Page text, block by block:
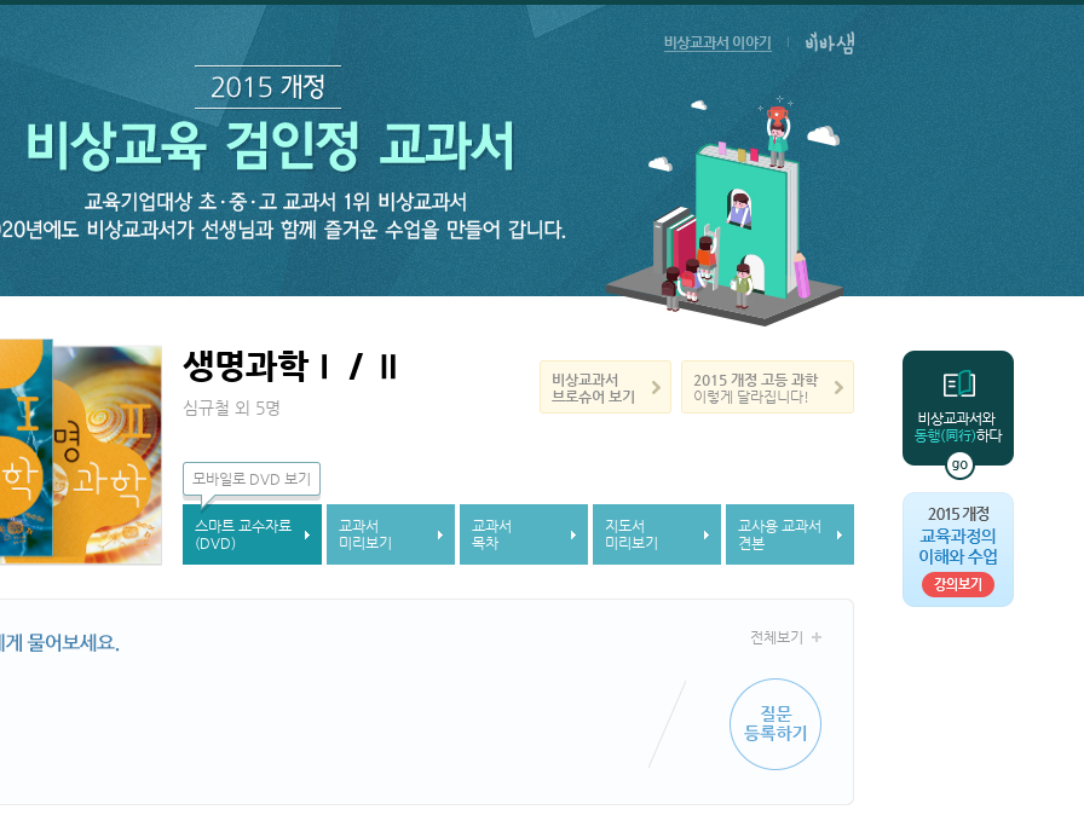
생명과학Ⅰ / Ⅱ
심규철 외 5명
스마트 교수자료
(DVD)
모바일로 DVD 보기
교과서
미리보기
교과서
목차
지도서
미리보기
교사용 교과서
견본
비상교과서
브로슈어 보기
2015 개정 고등 과학
이렇게 달라집니다!
전체보기